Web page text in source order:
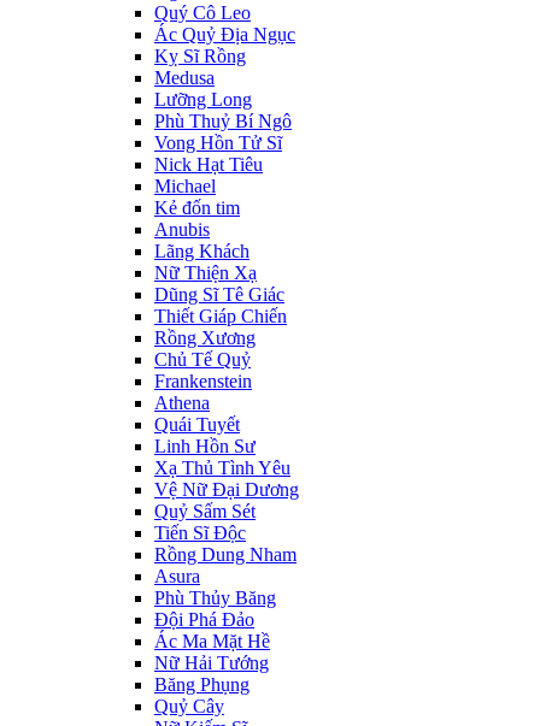
Quý Cô Leo
Ác Quỷ Địa Ngục
Kỵ Sĩ Rồng
Medusa
Lưỡng Long
Phù Thuỷ Bí Ngô
Vong Hồn Tử Sĩ
Nick Hạt Tiêu
Michael
Kẻ đốn tim
Anubis
Lãng Khách
Nữ Thiện Xạ
Dũng Sĩ Tê Giác
Thiết Giáp Chiến
Rồng Xương
Chủ Tế Quỷ
Frankenstein
Athena
Quái Tuyết
Linh Hồn Sư
Xạ Thủ Tình Yêu
Vệ Nữ Đại Dương
Quỷ Sấm Sét
Tiến Sĩ Độc
Rồng Dung Nham
Asura
Phù Thủy Băng
Đội Phá Đảo
Ác Ma Mặt Hề
Nữ Hải Tướng
Băng Phụng
Quỷ Cây